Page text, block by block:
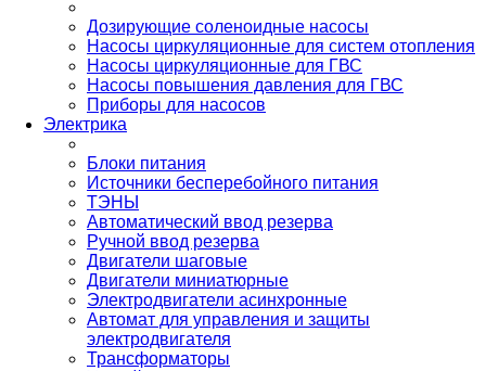
Дозирующие соленоидные насосы
Насосы циркуляционные для систем отопления
Насосы циркуляционные для ГВС
Насосы повышения давления для ГВС
Приборы для насосов
Электрика
Блоки питания
Источники бесперебойного питания
ТЭНЫ
Автоматический ввод резерва
Ручной ввод резерва
Двигатели шаговые
Двигатели миниатюрные
Электродвигатели асинхронные
Автомат для управления и защиты
электродвигателя
Трансформаторы